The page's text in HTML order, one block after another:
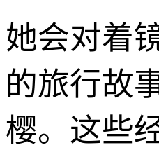
她会对着
的旅行故
樱。这些